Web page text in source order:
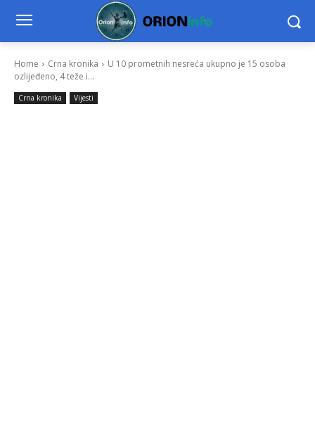
Home Crna kronika
U 10 prometnih nesreća ukupno je 15 osoba
ozlijeđeno, 4 teže i...
Crna kronika Vijesti